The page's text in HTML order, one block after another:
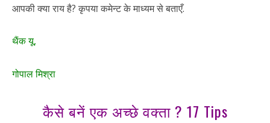
आपकी क्या राय है? कृपया कमेन्ट के माध्यम से बताएँ.
थैंक यू,
गोपाल मिश्रा
कैसे बनें एक अच्छे वक्ता ? 17 Tips